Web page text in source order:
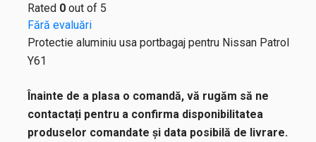
Rated 0 out of 5
Fără evaluări
Protectie aluminiu usa portbagaj pentru Nissan Patrol
Y61
Înainte de a plasa o comandă, vă rugăm să ne
contactați pentru a confirma disponibilitatea
produselor comandate și data posibilă de livrare.